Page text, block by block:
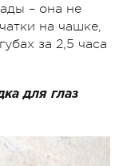
– она не
на чашке,
за 2,5 часа
для глаз